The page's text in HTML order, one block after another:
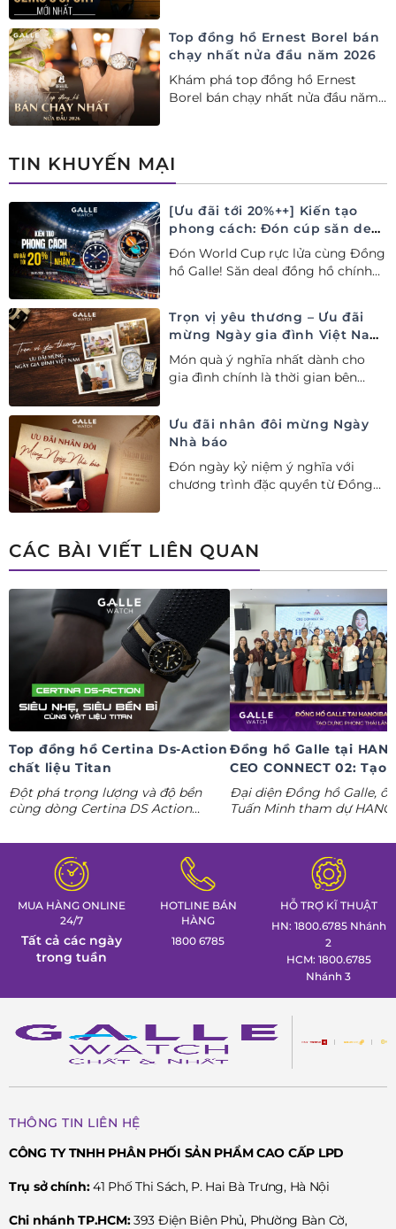
Top đồng hồ Ernest Borel bán
chạy nhất nửa đầu năm 2026
Khám phá top đồng hồ Ernest
Borel bán chạy nhất nửa đầu năm
TIN KHUYẾN MẠI
[Ưu đãi tới 20%++] Kiến tạo
phong cách: Đón cúp săn deal
– Siêu ưu đãi đồng hành cùng
World Cup
Đón World Cup rực lửa cùng Đồng
hồ Galle! Săn deal đồng hồ chính
Trọn vị yêu thương – Ưu đãi
mừng Ngày gia đình Việt Nam
28/06
Món quà ý nghĩa nhất dành cho
gia đình chính là thời gian bên
Gia đình Việt Nam.
Ưu đãi nhân đôi mừng Ngày
Nhà báo
Đón ngày kỷ niệm ý nghĩa với
chương trình đặc quyền từ Đồng
CÁC BÀI VIẾT LIÊN QUAN
Top đồng hồ Certina Ds-Action
chất liệu Titan
Đột phá trọng lượng và độ bền
cùng dòng Certina DS Action
tác thể thao cá tính nhất trong
Tuần lễ đồng hồ Thụy Sỹ cùng
Đồng hồ Galle!
Đồng hồ Galle tại
CEO CONNECT 02: Tạo
phong thái lãnh đạo kỷ
nguyên AI
Đại diện Đồng hồ Galle,
Tuấn Minh tham dự
gian trưng bày đồng hồ
định hình phong thái lãnh
MUA HÀNG ONLINE
24/7
Tất cả các ngày
trong tuần
HOTLINE BÁN
HÀNG
1800 6785
HỖ TRỢ KĨ THUẬT
HN: 1800.6785 Nhánh
2
HCM: 1800.6785
Nhánh 3
THÔNG TIN LIÊN HỆ
CÔNG TY TNHH PHÂN PHỐI SẢN PHẨM CAO CẤP LPD
Trụ sở chính:41 Phố Thi Sách, P. Hai Bà Trưng, Hà Nội
Chi nhánh TP.HCM:393 Điện Biên Phủ, Phường Bàn Cờ,